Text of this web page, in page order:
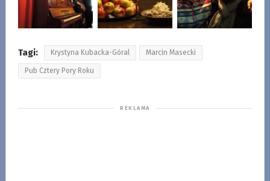
Tagi: Krystyna Kubacka-Góral Marcin Masecki
Pub Cztery Pory Roku